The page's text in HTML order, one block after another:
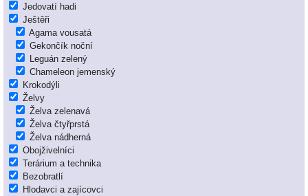
Jedovatí hadi
Ještěři
Agama vousatá
Gekončík noční
Leguán zelený
Chameleon jemenský
Krokodýli
Želvy
Želva zelenavá
Želva čtyřprstá
Želva nádherná
Obojživelníci
Terárium a technika
Bezobratlí
Hlodavci a zajícovci